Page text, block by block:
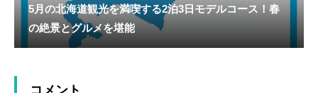
5月の北海道観光を満喫する2泊3日モデルコース！春
の絶景とグルメを堪能